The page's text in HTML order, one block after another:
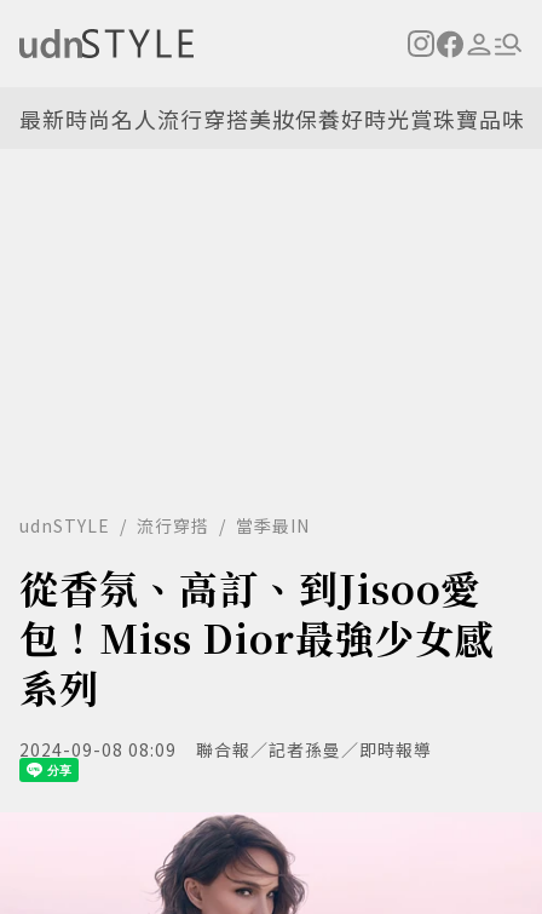
最新時尚名人流行穿搭美妝保養好時光賞珠寶品味
udnSTYLE 流行穿搭 當季最IN
從香氛、高訂、到Jisoo愛
包！Miss Dior最強少女感
系列
2024-09-08 08:09 聯合報／記者孫曼／即時報導